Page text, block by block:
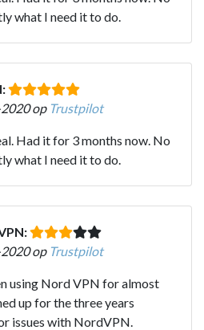
what I need it to do.
op Trustpilot
Had it for 3 months now. No
what I need it to do.
op Trustpilot
using Nord VPN for almost
up for the three years
issues with NordVPN.